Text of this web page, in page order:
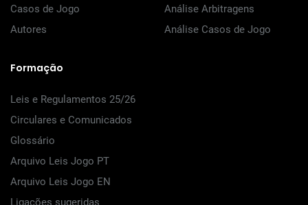
Casos de Jogo
Autores
Análise Arbitragens
Análise Casos de Jogo
Formação
Leis e Regulamentos 25/26
Circulares e Comunicados
Glossário
Arquivo Leis Jogo PT
Arquivo Leis Jogo EN
Ligações sugeridas